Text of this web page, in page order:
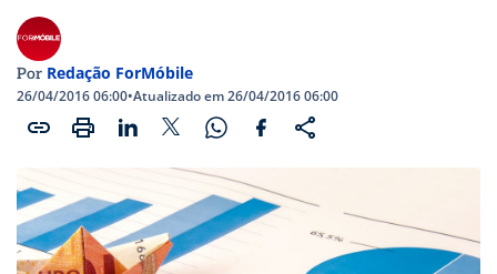
Por Redação ForMóbile
26/04/2016 06:00•Atualizado em 26/04/2016 06:00